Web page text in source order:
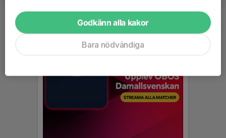
Godkänn alla kakor
Bara nödvändiga